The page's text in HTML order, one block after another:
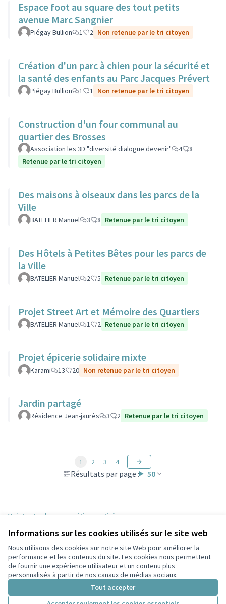
Informations sur les cookies utilisés sur le site web
Nous utilisons des cookies sur notre site Web pour améliorer la
performance et les contenus du site. Les cookies nous permettent
de fournir une expérience utilisateur et un contenu plus
personnalisés à partir de nos canaux de médias sociaux.
Tout accepter
Espace foot au square des tout petits
avenue Marc Sangnier
Piégay Bullion 1 2 Non retenue par le tri citoyen
Création d'un parc à chien pour la sécurité et
la santé des enfants au Parc Jacques Prévert
Piégay Bullion 1 1 Non retenue par le tri citoyen
Construction d'un four communal au
quartier des Brosses
Association les 3D "diversité dialogue devenir" 4
8
Retenue par le tri citoyen
Des maisons à oiseaux dans les parcs de la
Ville
BATELIER Manuel 3 8 Retenue par le tri citoyen
Des Hôtels à Petites Bêtes pour les parcs de
la Ville
BATELIER Manuel 2 5 Retenue par le tri citoyen
Projet Street Art et Mémoire des Quartiers
BATELIER Manuel 1 2 Retenue par le tri citoyen
Projet épicerie solidaire mixte
Karami 13 20 Non retenue par le tri citoyen
Jardin partagé
Résidence Jean-jaurès 3 2 Retenue par le tri citoyen
Résultats par page : 50
1 2 3 4
Voir toutes les propositions retirées
Conditions d'utilisation
Paramètres des cookies
Participez Villeurbanne sur X
(Lien externe)
Participez Villeurbanne sur Facebook
Participez Villeurbanne sur Instagram
Participez Villeurbanne sur YouTube
(Lien externe)